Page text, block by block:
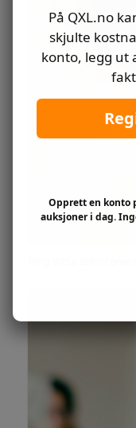
På QXL.no
skjulte
konto, legg ut
Opprett en konto
auksjoner i dag.